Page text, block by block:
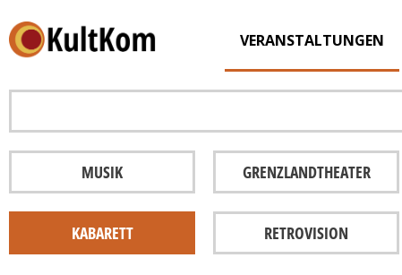
VERANSTALTUNGEN
MUSIK GRENZLANDTHEATER
KABARETT RETROVISION